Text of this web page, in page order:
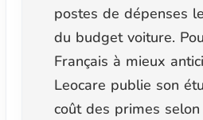
postes de dépenses
du budget voiture.
Français à mieux
Leocare publie son
coût des primes